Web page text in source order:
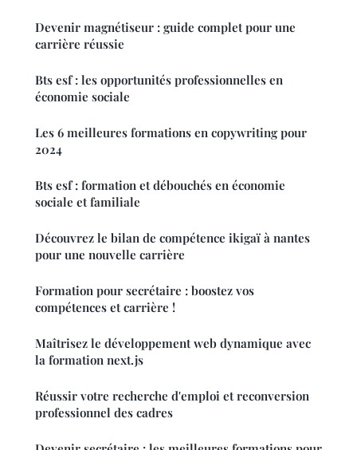
Devenir magnétiseur : guide complet pour une
carrière réussie
Bts esf : les opportunités professionnelles en
économie sociale
Les 6 meilleures formations en copywriting pour
2024
Bts esf : formation et débouchés en économie
sociale et familiale
Découvrez le bilan de compétence ikigaï à nantes
pour une nouvelle carrière
Formation pour secrétaire : boostez vos
compétences et carrière !
Maîtrisez le développement web dynamique avec
la formation next.js
Réussir votre recherche d'emploi et reconversion
professionnel des cadres